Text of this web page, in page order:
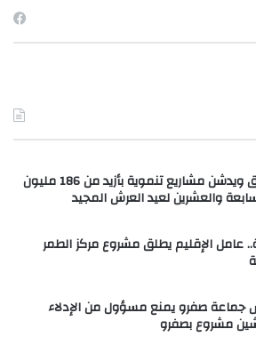
عامل إقليم صفرو يطلق ويدشن مشاريع تنموية بأزيد من 186 مليون
والعشرين لعيد العرش المجيد
عامل الإقليم يطلق مشروع مركز الطمر
جماعة صفرو يمنع مسؤول من الإدلاء
مشروع بصفرو